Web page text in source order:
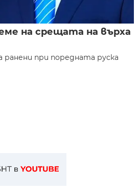
на срещата на върха
ранени при поредната руска